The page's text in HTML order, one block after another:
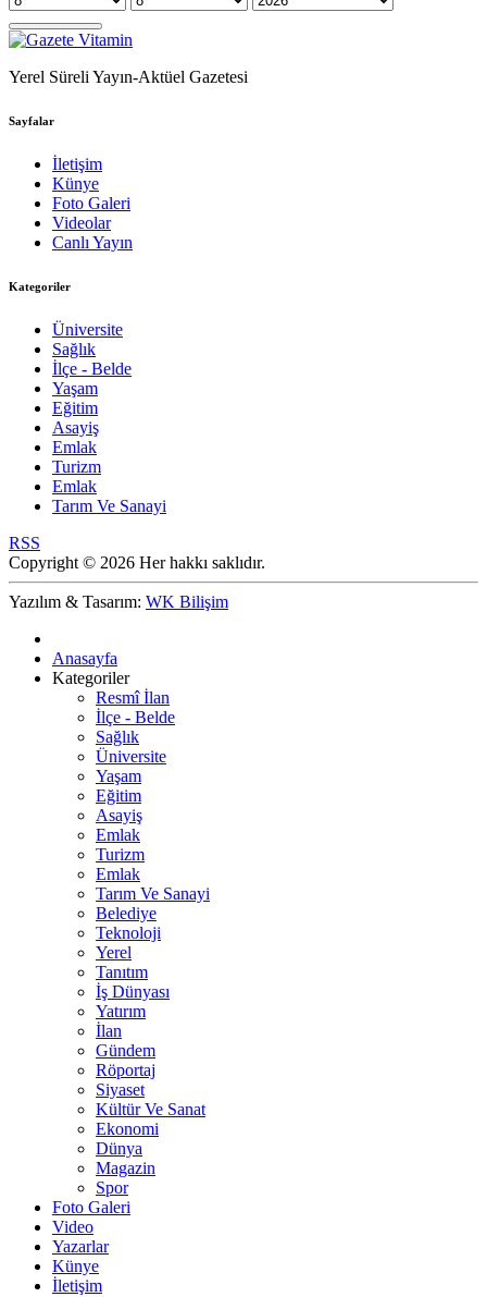
Yerel Süreli Yayın-Aktüel Gazetesi
Sayfalar
İletişim
Künye
Foto Galeri
Videolar
Canlı Yayın
Kategoriler
Üniversite
Sağlık
İlçe - Belde
Yaşam
Eğitim
Asayiş
Emlak
Turizm
Emlak
Tarım Ve Sanayi
RSS
Copyright © 2026 Her hakkı saklıdır.
Yazılım & Tasarım: WK Bilişim
Anasayfa
Kategoriler
Resmî İlan
İlçe - Belde
Sağlık
Üniversite
Yaşam
Eğitim
Asayiş
Emlak
Turizm
Emlak
Tarım Ve Sanayi
Belediye
Teknoloji
Yerel
Tanıtım
İş Dünyası
Yatırım
İlan
Gündem
Röportaj
Siyaset
Kültür Ve Sanat
Ekonomi
Dünya
Magazin
Spor
Foto Galeri
Video
Yazarlar
Künye
İletişim